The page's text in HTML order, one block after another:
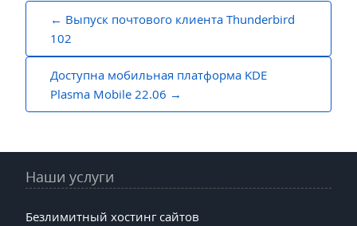
Навигация
записям
Выпуск почтового клиента Thunderbird
102
Доступна мобильная платформа KDE
Plasma Mobile 22.06
Наши услуги
Безлимитный хостинг сайтов